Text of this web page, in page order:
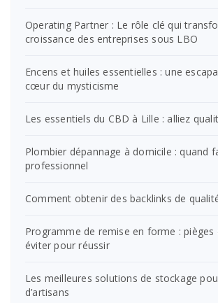
Operating Partner : Le rôle clé qui
croissance des entreprises sous LBO
Encens et huiles essentielles : une
cœur du mysticisme
Les essentiels du CBD à Lille : alliez
Plombier dépannage à domicile : quand
professionnel
Comment obtenir des backlinks de
Programme de remise en forme : pièges
éviter pour réussir
Les meilleures solutions de stockage
d’artisans